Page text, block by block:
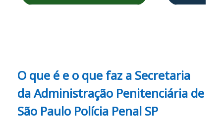
O que é e o que faz a Secretaria
da Administração Penitenciária de
São Paulo Polícia Penal SP